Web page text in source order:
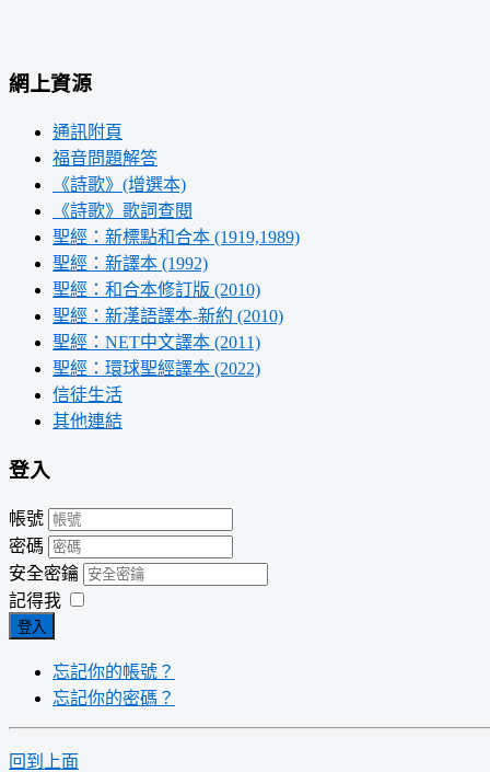
網上資源
通訊附頁
福音問題解答
《詩歌》(增選本)
《詩歌》歌詞查閱
聖經：新標點和合本 (1919,1989)
聖經：新譯本 (1992)
聖經：和合本修訂版 (2010)
聖經：新漢語譯本-新約 (2010)
聖經：NET中文譯本 (2011)
聖經：環球聖經譯本 (2022)
信徒生活
其他連結
登入
帳號
密碼
安全密鑰
記得我
登入
忘記你的帳號？
忘記你的密碼？
回到上面